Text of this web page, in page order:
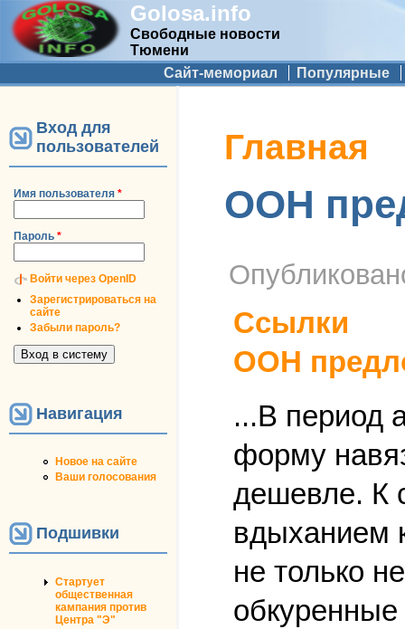
Golosa.info
Свободные новости
Тюмени
Дополнительное меню
Сайт-мемориал Популярные
Вход для
пользователей
Имя пользователя *
Пароль *
Войти через OpenID
Зарегистрироваться на
сайте
Забыли пароль?
Навигация
Новое на сайте
Ваши голосования
Подшивки
Стартует
общественная
кампания против
Центра "Э"
Вы здесь
Главная
ООН
Ссылки
ООН
...В период
форму
дешевле. К
вдыханием
не только